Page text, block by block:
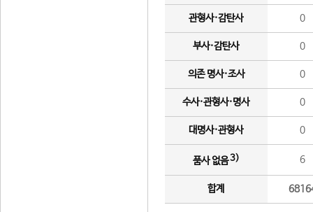
관형사·감탄사 0
부사·감탄사 0
의존 명사·조사 0
수사·관형사·명사 0
대명사·관형사 0
품사 없음3) 6
합계